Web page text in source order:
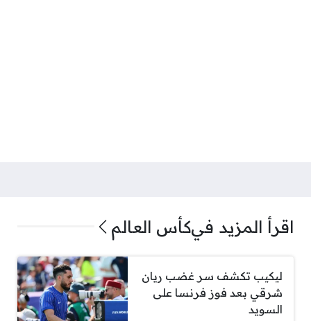
اقرأ المزيد فيكأس العالم
ليكيب تكشف سر غضب ريان
شرقي بعد فوز فرنسا على
السويد